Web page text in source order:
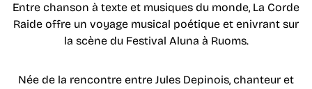
Entre chanson à texte et musiques du monde, La Corde
Raide offre un voyage musical poétique et enivrant sur
la scène du Festival Aluna à Ruoms.
Née de la rencontre entre Jules Depinois, chanteur et